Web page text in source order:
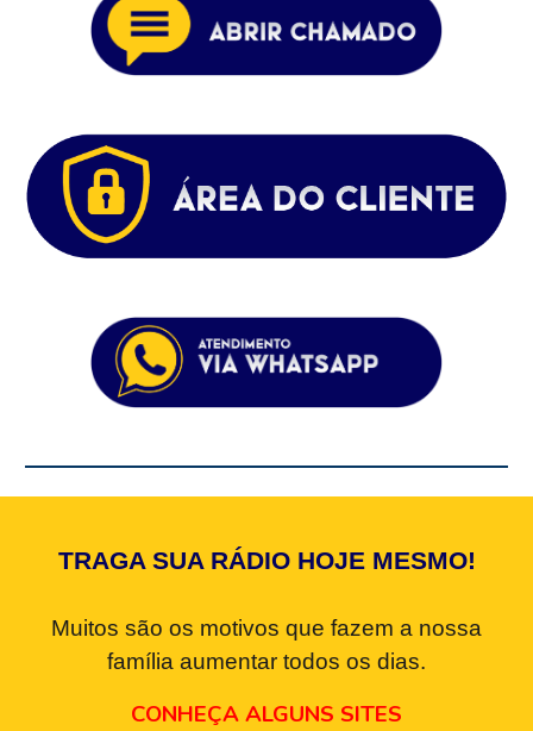
TRAGA SUA RÁDIO HOJE MESMO!
Muitos são os motivos que fazem a nossa
família aumentar todos os dias.
CONHEÇA ALGUNS SITES